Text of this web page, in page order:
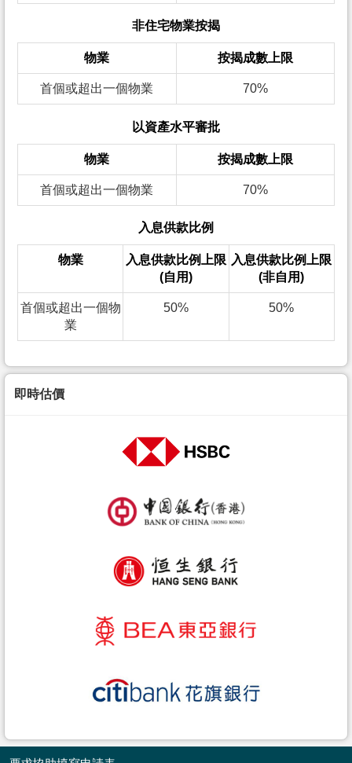
非住宅物業按揭
物業 按揭成數上限
首個或超出一個物業 70%
以資產水平審批
物業 按揭成數上限
首個或超出一個物業 70%
入息供款比例
物業
入息供款比例上限
(自用)
入息供款比例上限
(非自用)
首個或超出一個物
業
50% 50%
即時估價